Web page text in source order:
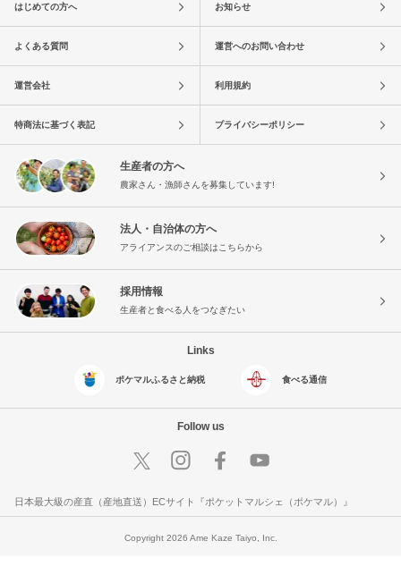
はじめての方へ お知らせ
よくある質問 運営へのお問い合わせ
運営会社 利用規約
特商法に基づく表記 プライバシーポリシー
生産者の方へ
農家さん・漁師さんを募集しています!
法人・自治体の方へ
アライアンスのご相談はこちらから
採用情報
生産者と食べる人をつなぎたい
Links
ポケマルふるさと納税 食べる通信
Follow us
日本最大級の産直（産地直送）ECサイト『ポケットマルシェ（ポケマル）』
Copyright 2026 Ame Kaze Taiyo, Inc.